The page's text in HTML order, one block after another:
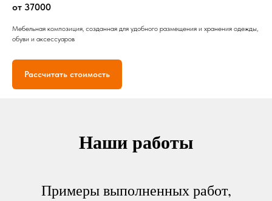
от 37000
Мебельная композиция, созданная для удобного размещения и хранения одежды,
обуви и аксессуаров
Рассчитать стоимость
Наши работы
Примеры выполненных работ,